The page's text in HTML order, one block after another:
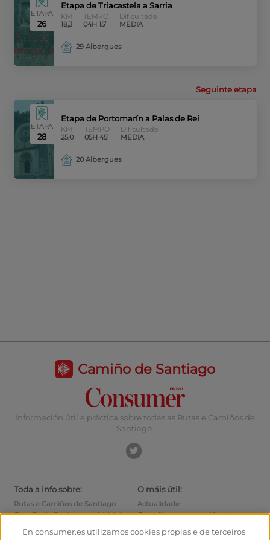
ETAPA
26
Etapa de Triacastela a Sarria
KM
18,3
TEMPO
04H 15’
Dificultade
MEDIA
29 Albergues
Seguinte etapa
ETAPA
28
Etapa de Portomarín a Palas de Rei
KM
25,0
TEMPO
05H 45’
Dificultade
MEDIA
20 Albergues
Camiño de Santiago
Información útil e práctica sobre todas as Rutas e Camiños de
Santiago.
Toda a info sobre:
Rutas e Camiños de Santiago
Camiño de Santiago en bicicleta
Monumentos
O máis útil:
Actualidade
Consellos para o camiñante
Como saír de Santiago
En consumer.es utilizamos cookies propias e de terceiros